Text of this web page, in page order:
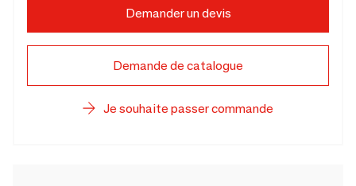
Demander un devis
Demande de catalogue
Je souhaite passer commande